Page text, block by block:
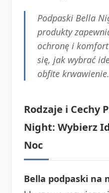
Podpaski Bella
produkty
ochronę i
się, jak wybrać
obfite krwawienie.
Rodzaje i Cechy
Night: Wybierz
Noc
Bella podpaski na